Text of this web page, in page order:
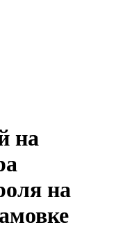
на
на